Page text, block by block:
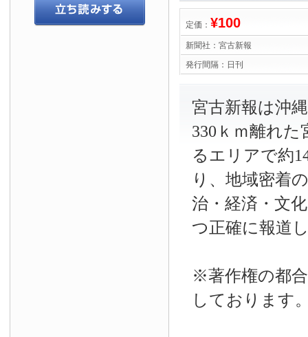
定価： ¥100
新聞社： 宮古新報
発行間隔： 日刊
宮古新報は沖
330ｋｍ離れ
るエリアで約
り、地域密着
治・経済・文
つ正確に報道
※著作権の都
しております